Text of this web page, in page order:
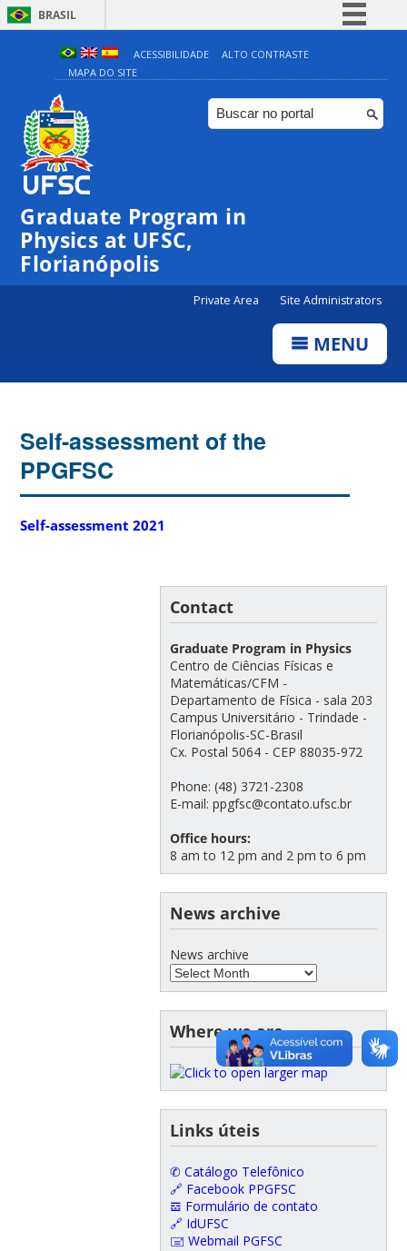
BRASIL
Simplifique!
Comunica BR
Participe
ACESSIBILIDADE
ALTO CONTRASTE
MAPA DO SITE
Graduate Program in
Physics at UFSC,
Florianópolis
Private Area Site Administrators
MENU
Self-assessment of the
PPGFSC
Self-assessment 2021
Contact
Graduate Program in Physics
Centro de Ciências Físicas e
Matemáticas/CFM -
Departamento de Física - sala 203
Campus Universitário - Trindade -
Florianópolis-SC-Brasil
Cx. Postal 5064 - CEP 88035-972
Phone: (48) 3721-2308
E-mail: ppgfsc@contato.ufsc.br
Office hours:
8 am to 12 pm and 2 pm to 6 pm
News archive
News archive
Where we are
Links úteis
✆ Catálogo Telefônico
🔗 Facebook PPGFSC
𝌕 Formulário de contato
🔗 IdUFSC
🖃 Webmail PGFSC